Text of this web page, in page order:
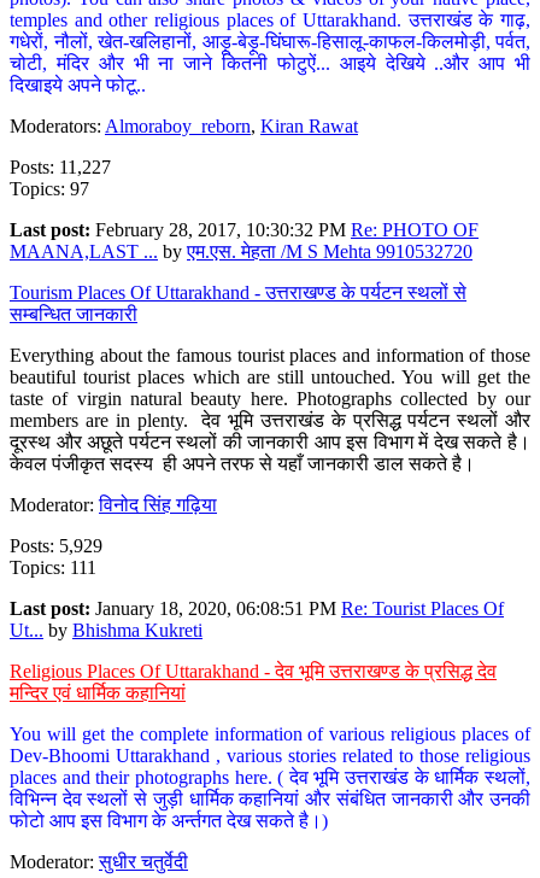
temples and other religious places of Uttarakhand. उत्तराखंड के गाढ़,
गधेरों, नौलों, खेत-खलिहानों, आड़ू-बेड़ू-घिंघारू-हिसालू-काफल-किलमोड़ी, पर्वत,
चोटी, मंदिर और भी ना जाने कितनी फोटुऐं... आइये देखिये ..और आप भी
दिखाइये अपने फोटू..
Moderators: Almoraboy_reborn, Kiran Rawat
Posts: 11,227
Topics: 97
Last post: February 28, 2017, 10:30:32 PM Re: PHOTO OF
MAANA,LAST ... byएम.एस. मेहता /M S Mehta 9910532720
Tourism Places Of Uttarakhand - उत्तराखण्ड के पर्यटन स्थलों से
सम्बन्धित जानकारी
Everything about the famous tourist places and information of those
beautiful tourist places which are still untouched. You will get the
taste of virgin natural beauty here. Photographs collected by our
members are in plenty. देव भूमि उत्तराखंड के प्रसिद्ध पर्यटन स्थलों और
दूरस्थ और अछूते पर्यटन स्थलों की जानकारी आप इस विभाग में देख सकते है।
केवल पंजीकृत सदस्य ही अपने तरफ से यहाँ जानकारी डाल सकते है।
Moderator:विनोद सिंह गढ़िया
Posts: 5,929
Topics: 111
Last post: January 18, 2020, 06:08:51 PM Re: Tourist Places Of
Ut... by Bhishma Kukreti
Religious Places Of Uttarakhand - देव भूमि उत्तराखण्ड के प्रसिद्ध देव
मन्दिर एवं धार्मिक कहानियां
You will get the complete information of various religious places of
Dev-Bhoomi Uttarakhand , various stories related to those religious
places and their photographs here. ( देव भूमि उत्तराखंड के धार्मिक स्थलों,
विभिन्न देव स्थलों से जुड़ी धार्मिक कहानियां और संबंधित जानकारी और उनकी
फोटो आप इस विभाग के अर्न्तगत देख सकते है।)
Moderator:सुधीर चतुर्वेदी